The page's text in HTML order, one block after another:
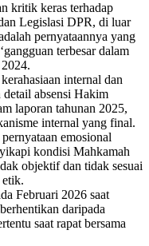
kritik keras terhadap
Legislasi DPR, di luar
pernyataannya yang
terbesar dalam
internal dan
detail absensi Hakim
laporan tahunan 2025,
internal yang final.
emosional
kondisi Mahkamah
objektif dan tidak sesuai
etik.
Februari 2026 saat
daripada
saat rapat bersama